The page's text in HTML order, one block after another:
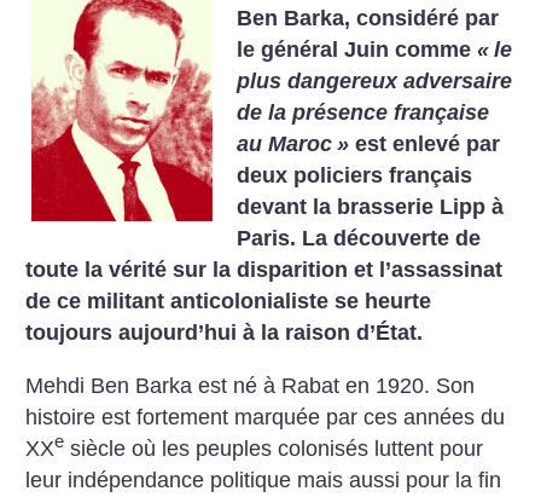
Ben Barka, considéré par
le général Juin comme« le
plus dangereux adversaire
de la présence française
au Maroc » est enlevé par
deux policiers français
devant la brasserie Lipp à
Paris. La découverte de
toute la vérité sur la disparition et l’assassinat
de ce militant anticolonialiste se heurte
toujours aujourd’hui à la raison d’État.
Mehdi Ben Barka est né à Rabat en 1920. Son
histoire est fortement marquée par ces années du
XXe siècle où les peuples colonisés luttent pour
leur indépendance politique mais aussi pour la fin